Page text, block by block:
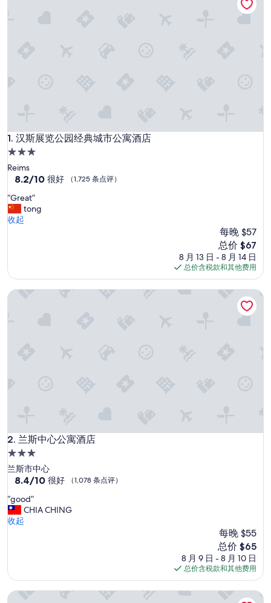
1. 汉斯展览公园经典城市公寓酒店
汉斯展览公园经典城市公寓酒店
3.0
星
住
宿
Reims
8.2
总
10，
8.2/10 很好 （1,725 条点评）
“
G
r
“Great”
tong
收起
每晚 $57
新
价
格
$67
总价 $67
8 月 13 日 - 8 月 14 日
总价含税款和其他费用
2. 兰斯中心公寓酒店
兰斯中心公寓酒店
3.0
星
住
宿
兰斯市中心
8.4
总
分
10，
点
评）
8.4/10 很好 （1,078 条点评）
“
g
o
“good”
CHIA CHING
收起
每晚 $55
新
价
格
$65
总价 $65
8 月 9 日 - 8 月 10 日
总价含税款和其他费用
兰斯中心公寓酒店
舒适雷姆斯中心公寓城市酒店